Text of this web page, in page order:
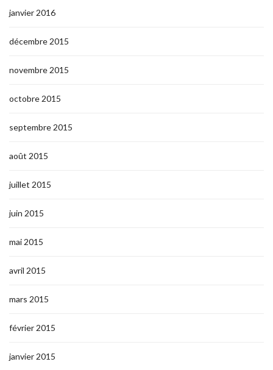
janvier 2016
décembre 2015
novembre 2015
octobre 2015
septembre 2015
août 2015
juillet 2015
juin 2015
mai 2015
avril 2015
mars 2015
février 2015
janvier 2015